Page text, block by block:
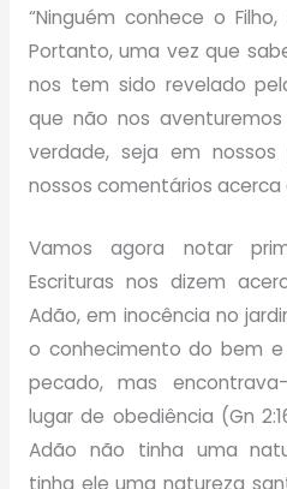
“Ninguém conhece o
Portanto, uma vez que
nos tem sido revelado
que não nos
verdade, seja em nossos
nossos comentários acerca
Vamos agora notar
Escrituras nos dizem
Adão, em inocência no
o conhecimento do bem
pecado, mas
lugar de obediência (Gn
Adão não tinha uma